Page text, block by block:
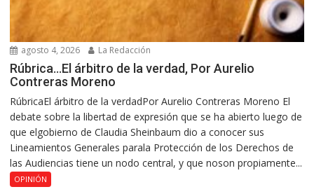
agosto 4, 2026 La Redacción
Rúbrica…El árbitro de la verdad, Por Aurelio
Contreras Moreno
RúbricaEl árbitro de la verdadPor Aurelio Contreras Moreno El
debate sobre la libertad de expresión que se ha abierto luego de
que elgobierno de Claudia Sheinbaum dio a conocer sus
Lineamientos Generales parala Protección de los Derechos de
las Audiencias tiene un nodo central, y que noson propiamente...
OPINIÓN